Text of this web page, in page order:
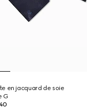
en jacquard de soie
G